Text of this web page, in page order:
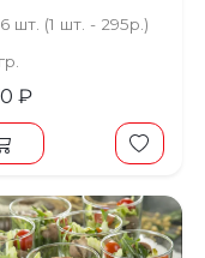
шт. (1 шт. - 295р.)
₽